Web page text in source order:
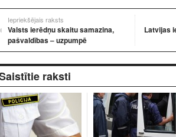
Iepriekšējais raksts
Valsts ierēdņu skaitu samazina,
pašvaldības – uzpumpē
Latvijas
raksti